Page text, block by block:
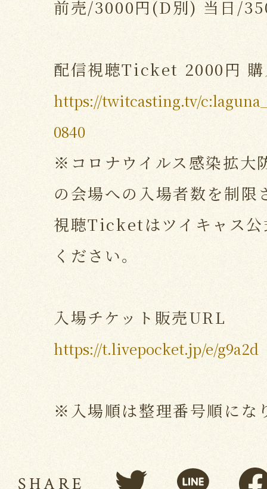
前売/3000円(D別) 当日/
配信視聴Ticket 2000円
https://twitcasting.tv/
0840
※コロナウイルス感染拡大
の会場への入場者数を制限
視聴Ticketはツイキャス公
ください。
入場チケット販売URL
https://t.livepocket.jp/e/g9a2d
※入場順は整理番号順にな
SHARE